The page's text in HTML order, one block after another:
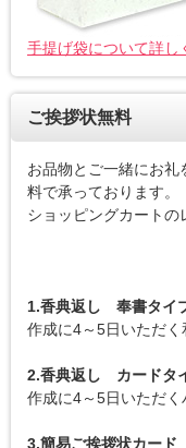
手提げ袋について詳し
ご挨拶状無料
お品物とご一緒にお
料で承っております。
ショッピングカートの
1.香典返し 奉書タイ
作成に4～5日いただ
2.香典返し カードタ
作成に4～5日いただ
3.簡易ご挨拶状カード